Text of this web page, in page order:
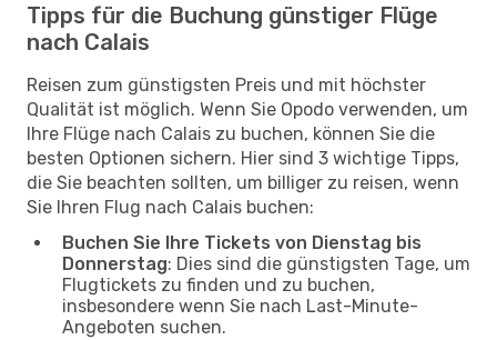
Tipps für die Buchung günstiger Flüge
nach Calais
Reisen zum günstigsten Preis und mit höchster
Qualität ist möglich. Wenn Sie Opodo verwenden, um
Ihre Flüge nach Calais zu buchen, können Sie die
besten Optionen sichern. Hier sind 3 wichtige Tipps,
die Sie beachten sollten, um billiger zu reisen, wenn
Sie Ihren Flug nach Calais buchen:
Buchen Sie Ihre Tickets von Dienstag bis
Donnerstag: Dies sind die günstigsten Tage, um
Flugtickets zu finden und zu buchen,
insbesondere wenn Sie nach Last-Minute-
Angeboten suchen.